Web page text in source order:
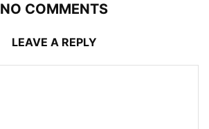
NO COMMENTS
LEAVE A REPLY